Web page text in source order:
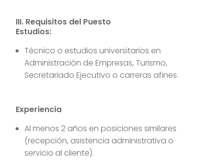
III. Requisitos del Puesto
Estudios:
Técnico o estudios universitarios en
Administración de Empresas, Turismo,
Secretariado Ejecutivo o carreras afines.
Experiencia
Al menos 2 años en posiciones similares
(recepción, asistencia administrativa o
servicio al cliente).